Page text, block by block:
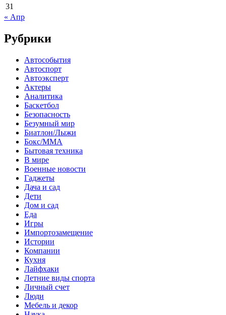
31
« Апр
Рубрики
Автособытия
Автоспорт
Автоэксперт
Актеры
Аналитика
Баскетбол
Безопасность
Безумный мир
Биатлон/Лыжи
Бокс/MMA
Бытовая техника
В мире
Военные новости
Гаджеты
Дача и сад
Дети
Дом и сад
Еда
Игры
Импортозамещение
Истории
Компании
Кухня
Лайфхаки
Летние виды спорта
Личный счет
Люди
Мебель и декор